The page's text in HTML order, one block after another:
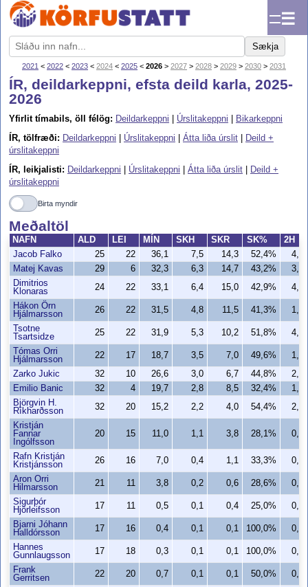
☰
Sækja
2021 < 2022 < 2023 < 2024 < 2025 < 2026 > 2027 > 2028 > 2029 > 2030 > 2031
ÍR, deildarkeppni, efsta deild karla, 2025-
2026
Yfirlit tímabils, öll félög: Deildarkeppni Úrslitakeppni
Bikarkeppni
ÍR, tölfræði: Deildarkeppni Úrslitakeppni Átta liða úrslit
Deild +
úrslitakeppni
ÍR, leikjalisti: Deildarkeppni Úrslitakeppni Átta liða úrslit
Deild +
úrslitakeppni
Birta myndir
Meðaltöl
NAFN ALD LEI MÍN SKH SKR SK%
2H
Jacob Falko
25 22 36,1 7,5 14,3 52,4%
4,7
Matej Kavas
29 6 32,3 6,3 14,7 43,2%
3,7
Dimitrios
Klonaras
24 22 33,1 6,4 15,0 42,9%
4,9
Hákon Örn
Hjálmarsson
26 22 31,5 4,8 11,5 41,3%
1,9
Tsotne
Tsartsidze
25 22 31,9 5,3 10,2 51,8%
4,2
Tómas Orri
Hjálmarsson
22 17 18,7 3,5 7,0 49,6%
1,8
Zarko Jukic
32 10 26,6 3,0 6,7 44,8%
2,5
Emilio Banic
32 4 19,7 2,8 8,5 32,4%
1,5
Björgvin H.
Ríkharðsson
32 20 15,2 2,2 4,0 54,4%
2,1
Kristján
Fannar
Ingólfsson
20 15 11,0 1,1 3,8 28,1% 0,1
Rafn Kristján
Kristjánsson
26 16 7,0 0,4 1,1 33,3%
0,4
Aron Orri
Hilmarsson
21 11 3,8 0,2 0,6 28,6%
0,0
Sigurþór
Hjörleifsson
17 11 0,5 0,1 0,4 25,0%
0,0
Bjarni Jóhann
Halldórsson
17 16 0,4 0,1 0,1 100,0%
0,0
Hannes
Gunnlaugsson
17 18 0,3 0,1 0,1 100,0%
0,1
Frank
Gerritsen
22 20 0,7 0,1 0,1 50,0%
0,1